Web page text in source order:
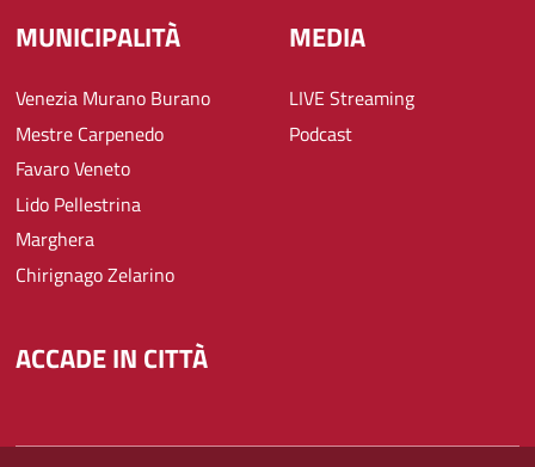
MUNICIPALITÀ
Venezia Murano Burano
Mestre Carpenedo
Favaro Veneto
Lido Pellestrina
Marghera
Chirignago Zelarino
MEDIA
LIVE Streaming
Podcast
ACCADE IN CITTÀ